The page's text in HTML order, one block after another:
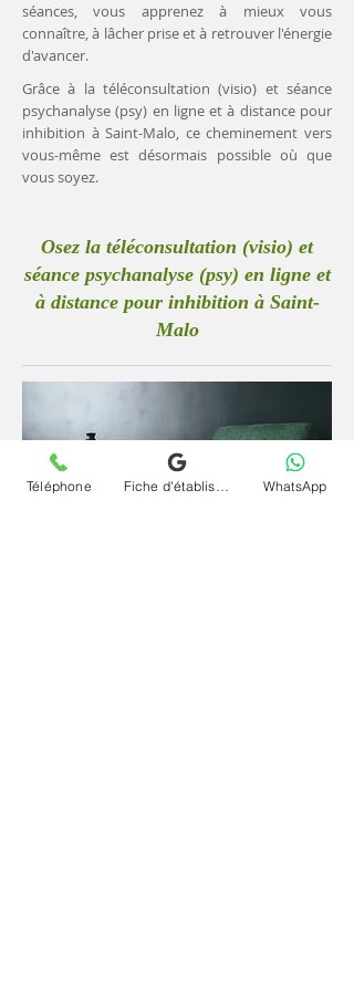
séances, vous apprenez à mieux vous
connaître, à lâcher prise et à retrouver l'énergie
d'avancer.
Grâce à la téléconsultation (visio) et séance
psychanalyse (psy) en ligne et à distance pour
inhibition à Saint-Malo, ce cheminement vers
vous-même est désormais possible où que
vous soyez.
Osez la téléconsultation (visio) et
séance psychanalyse (psy) en ligne et
à distance pour inhibition à Saint-
Malo
Téléphone WhatsApp